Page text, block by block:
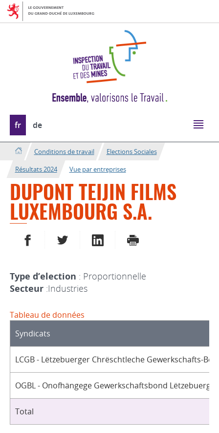
Aller
Aller
au
Changer
de
langue
fr de
Conditions de travail
Elections Sociales
Résultats 2024
Vue par entreprises
DUPONT TEIJIN FILMS
LUXEMBOURG S.A.
PARTAGER SUR FACEBOOK
PARTAGER SUR TWITTER
PARTAGER SUR LINKEDIN
IMPRIMER
Type d’election : Proportionnelle
Secteur :Industries
Tableau de données
Syndicats
LCGB - Lëtzebuerger Chrëschtleche Gewerkschafts-
OGBL - Onofhängege Gewerkschaftsbond
Total